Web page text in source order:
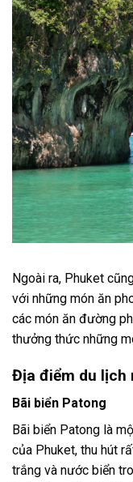
Ngoài ra, Phuket
với những món ăn
các món ăn đường
thưởng thức những
Địa điểm du lịch
Bãi biển Patong
Bãi biển Patong là
của Phuket, thu hút
trắng và nước biển